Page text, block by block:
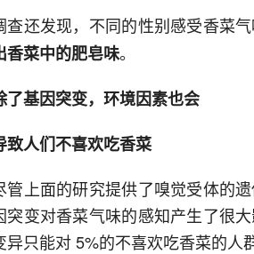
查还发现，不同的性别感受香菜气
香菜中的肥皂味。
了基因突变，环境因素也会
致人们不喜欢吃香菜
管上面的研究提供了嗅觉受体的
突变对香菜气味的感知产生了很
异只能对 5%的不喜欢吃香菜的人